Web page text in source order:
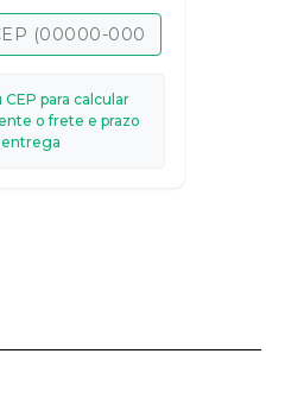
para calcular
o frete e prazo